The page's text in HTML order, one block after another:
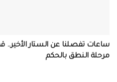
ساعات تفصلنا عن الستار الأخير..
مرحلة النطق بالحكم